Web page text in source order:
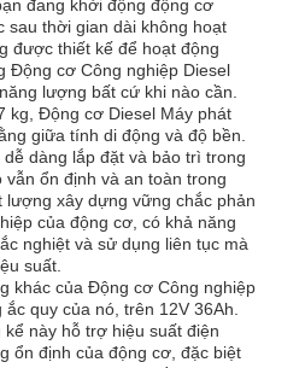
đang khởi động động cơ
sau thời gian dài không hoạt
được thiết kế để hoạt động
Động cơ Công nghiệp Diesel
lượng bất cứ khi nào cần.
kg, Động cơ Diesel Máy phát
giữa tính di động và độ bền.
dàng lắp đặt và bảo trì trong
ổn định và an toàn trong
lượng xây dựng vững chắc phản
của động cơ, có khả năng
nghiệt và sử dụng liên tục mà
suất.
khác của Động cơ Công nghiệp
quy của nó, trên 12V 36Ah.
này hỗ trợ hiệu suất điện
ổn định của động cơ, đặc biệt